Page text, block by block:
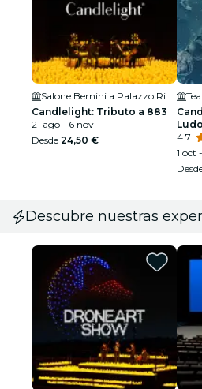
Salone Bernini a Palazzo Ripetta
Candlelight: Tributo a 883
21 ago - 6 nov
Desde 24,50 €
4.7
1 oct
Descubre nuestras